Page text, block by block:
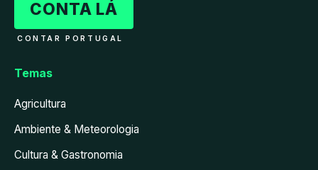
CONTA LÁ
CONTAR PORTUGAL
Temas
Agricultura
Ambiente & Meteorologia
Cultura & Gastronomia